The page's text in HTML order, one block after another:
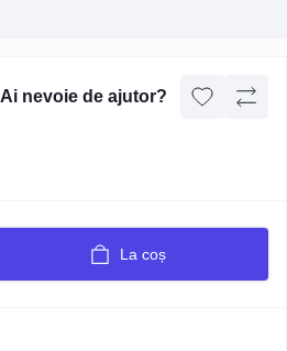
Ai nevoie de ajutor?
La coș